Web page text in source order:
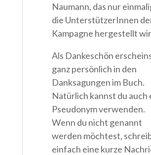
Naumann, das nur
die UnterstützerInnen
Kampagne hergestellt
Als Dankeschön
ganz persönlich in den
Danksagungen im Buch.
Natürlich kannst du auch
Pseudonym verwenden.
Wenn du nicht genannt
werden möchtest,
einfach eine kurze